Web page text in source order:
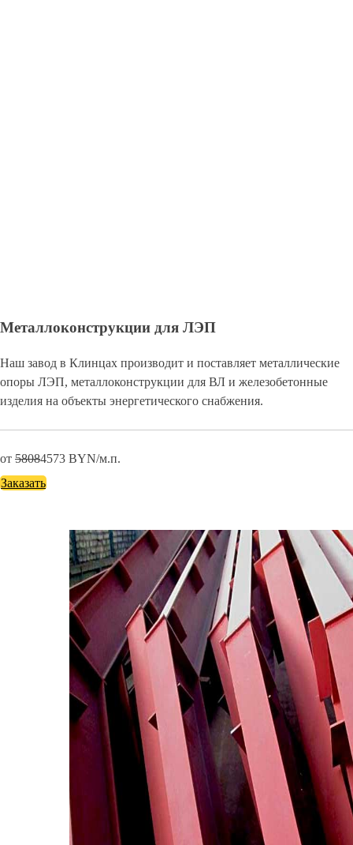
Металлоконструкции для ЛЭП
Наш завод в Клинцах производит и поставляет металлические
опоры ЛЭП, металлоконструкции для ВЛ и железобетонные
изделия на объекты энергетического снабжения.
от 58084573 BYN/м.п.
Заказать